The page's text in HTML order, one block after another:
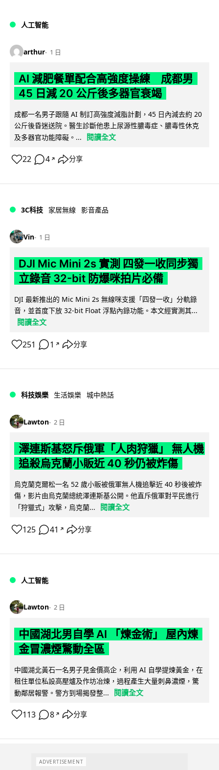
人工智能
arthur 1 日
AI 減肥餐單配合高強度操練 成都男
45 日減 20 公斤後多器官衰竭
成都一名男子跟隨 AI 制訂高強度減脂計劃，45 日內減去約 20
公斤後昏迷送院。醫生診斷他患上尿源性膿毒症、膿毒性休克
及多器官功能障礙。...
閱讀全文
22 4 ↗ 分享
3C科技 家居無線 影音產品
Vin 1 日
DJI Mic Mini 2s 實測 四發一收同步獨
立錄音 32-bit 防爆咪拍片必備
DJI 最新推出的 Mic Mini 2s 無線咪支援「四發一收」分軌錄
音，並首度下放 32-bit Float 浮點內錄功能。本文經實測其...
閱讀全文
251 1 ↗ 分享
科技娛樂 生活娛樂 城中熱話
Lawton 2 日
澤連斯基怒斥俄軍「人肉狩獵」 無人機
追殺烏克蘭小販近 40 秒仍被炸傷
烏克蘭克爾松一名 52 歲小販被俄軍無人機追擊近 40 秒後被炸
傷，影片由烏克蘭總統澤連斯基公開。他直斥俄軍對平民進行
「狩獵式」攻擊，烏克蘭...
閱讀全文
125 41 ↗ 分享
人工智能
Lawton 2 日
中國湖北男自學 AI 「煉金術」 屋內煉
金冒濃煙驚動全區
中國湖北黃石一名男子見金價高企，利用 AI 自學提煉黃金，在
租住單位私設高壓爐及作坊冶煉，過程產生大量刺鼻濃煙，驚
動鄰居報警。警方到場揭發整...
閱讀全文
113 8 ↗ 分享
ADVERTISEMENT